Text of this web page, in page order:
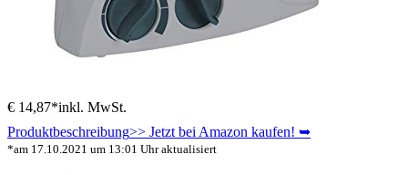
€ 14,87*inkl. MwSt.
Produktbeschreibung>> Jetzt bei Amazon kaufen! ➥
*am 17.10.2021 um 13:01 Uhr aktualisiert